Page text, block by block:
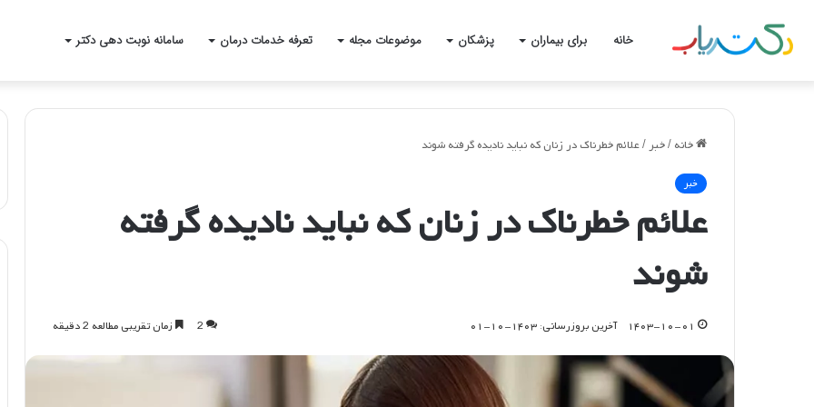
خانه برای بیماران پزشکان موضوعات مجله تعرفه خدمات درمان سامانه نوبت دهی دکتر
خانه /خبر/علائم خطرناک در زنان که نباید نادیده گرفته شوند
خبر
علائم خطرناک در زنان که نباید نادیده گرفته
شوند
۱۴۰۳-۱۰-۰۱ آخرین بروزرسانی: ۱۴۰۳-۱۰-۰۱ 2 زمان تقریبی مطالعه 2 دقیقه